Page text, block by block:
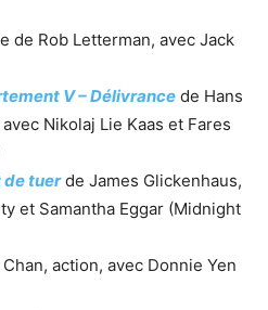
de Rob Letterman, avec Jack
V – Délivrance de Hans
Nikolaj Lie Kaas et Fares
de tuerde James Glickenhaus,
et Samantha Eggar (Midnight
action, avec Donnie Yen